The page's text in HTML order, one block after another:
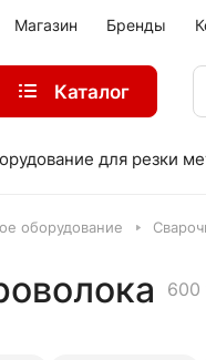
Магазин Бренды
Каталог
для резки
оборудование
600